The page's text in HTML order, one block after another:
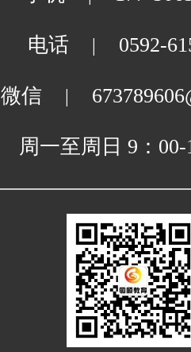
电话 | 0592-
微信 |
周一至周日 9：00-